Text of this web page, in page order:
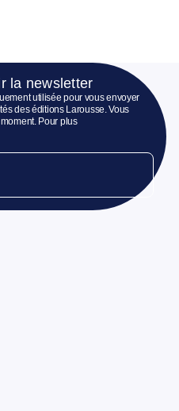
la newsletter
utilisée pour vous envoyer
des éditions Larousse. Vous
Pour plus